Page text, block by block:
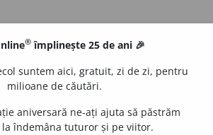
® împlinește 25 de ani 🎉
suntem aici, gratuit, zi de zi, pentru
milioane de căutări.
aniversară ne-ați ajuta să păstrăm
îndemâna tuturor și pe viitor.